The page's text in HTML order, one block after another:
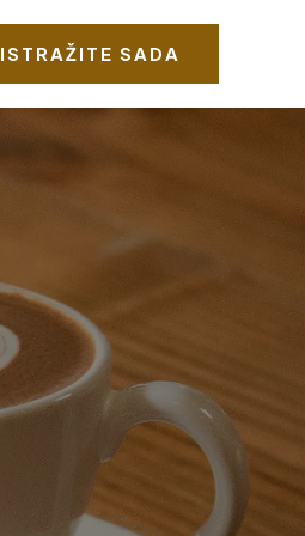
ISTRAŽITE SADA